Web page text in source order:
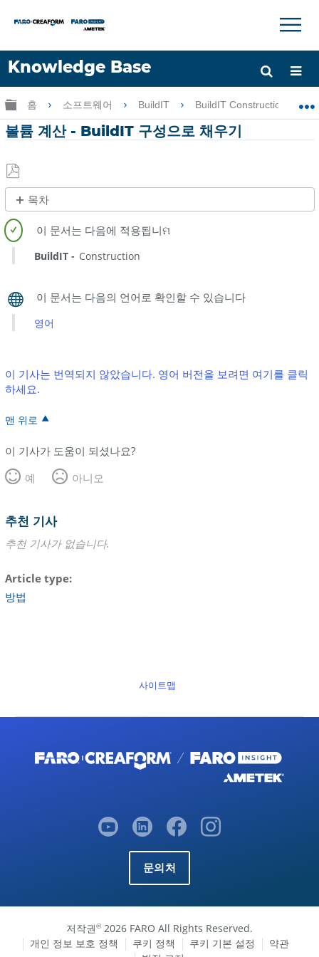
Knowledge Base
언어
도움 받기 로그인
×
글로벌 계층 확장/축소
홈 소프트웨어 BuildIT BuildIT Construction
볼륨 계산 - BuildIT 구성으로 채우기
PDF
로
저
장
목차
제
목
없
음
BuildIT Construction
영어
이 기사는 번역되지 않았습니다. 영어 버전을 보려면 여기를 클릭
하세요.
맨 위로
이 기사가 도움이 되셨나요?
예
아니오
추천 기사
추천 기사가 없습니다.
Article type
방법
사이트맵
문의처
저작권© 2026 FARO All Rights Reserved.
개인 정보 보호 정책
쿠키 정책 쿠키 기본 설정
약관